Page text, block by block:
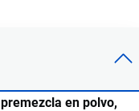
premezcla en polvo,